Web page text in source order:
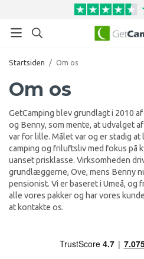
Startsiden / Om os
Om os
GetCamping blev grundlagt i 2010
og Benny, som mente, at udvalget
var for lille. Målet var og er stadig
camping og friluftsliv med fokus på
uanset prisklasse. Virksomheden
grundlæggerne, Ove, mens Benny
pensionist. Vi er baseret i Umeå, og
alle vores pakker og har vores
at kontakte os.